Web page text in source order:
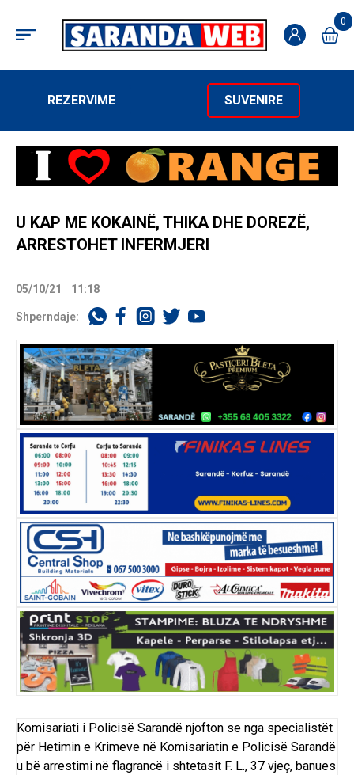
0
REZERVIME SUVENIRE
U KAP ME KOKAINË, THIKA DHE DOREZË,
ARRESTOHET INFERMJERI
05/10/21 11:18
Shperndaje:
Komisariati i Policisë Sarandë njofton se nga specialistët
për Hetimin e Krimeve në Komisariatin e Policisë Sarandë
u bë arrestimi në flagrancë i shtetasit F. L., 37 vjeç, banues